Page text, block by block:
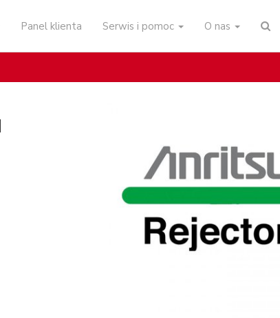
Panel klienta Serwis i pomoc O nas